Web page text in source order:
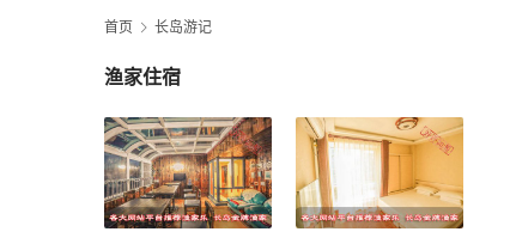
首页 长岛游记
渔家住宿